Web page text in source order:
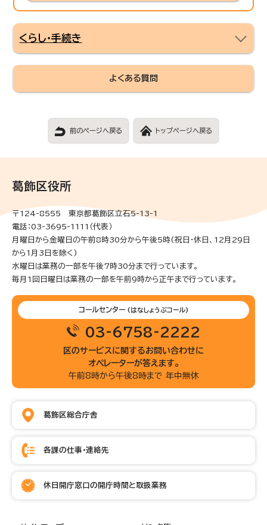
くらし・手続き
よくある質問
前のページへ戻る トップページへ戻る
葛飾区役所
〒124-8555 東京都葛飾区立石5-13-1
電話：03-3695-1111（代表）
月曜日から金曜日の午前8時30分から午後5時(祝日・休日、12月29日
から1月3日を除く)
水曜日は業務の一部を午後7時30分まで行っています。
毎月1回日曜日は業務の一部を午前9時から正午まで行っています。
コールセンター (はなしょうぶコール)
03-6758-2222
区のサービスに関するお問い合わせに
オペレーターが答えます。
午前8時から午後8時まで 年中無休
葛飾区総合庁舎
各課の仕事・連絡先
休日開庁窓口の開庁時間と取扱業務